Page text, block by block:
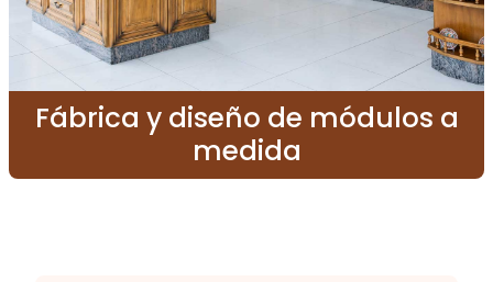
Fábrica y diseño de módulos a
medida